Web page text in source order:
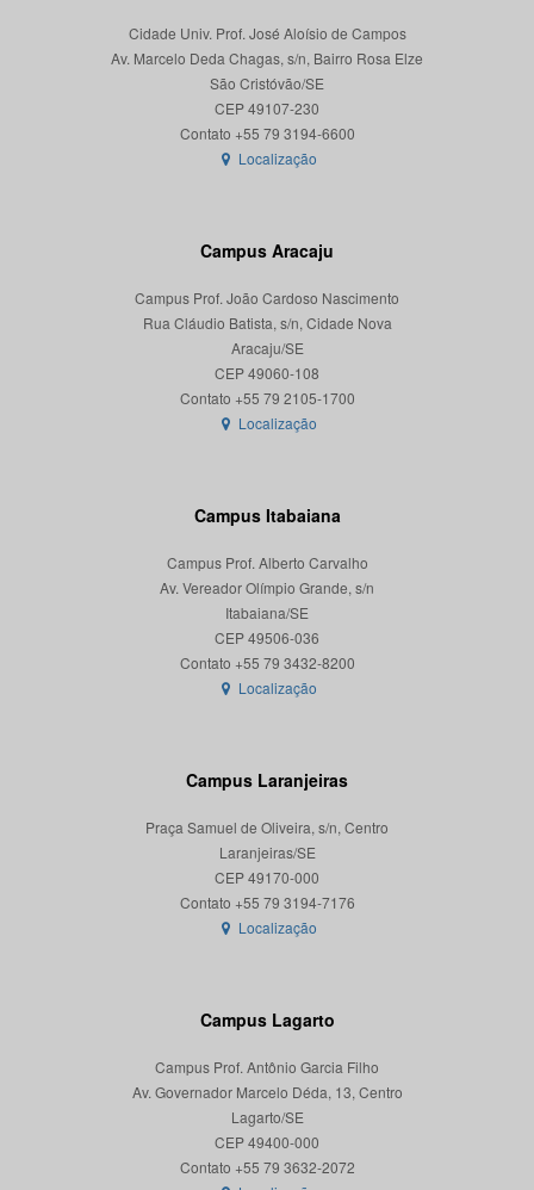
Cidade Univ. Prof. José Aloísio de Campos
Av. Marcelo Deda Chagas, s/n, Bairro Rosa Elze
São Cristóvão/SE
CEP 49107-230
Localização
Campus Aracaju
Campus Prof. João Cardoso Nascimento
Rua Cláudio Batista, s/n, Cidade Nova
Aracaju/SE
CEP 49060-108
Localização
Campus Itabaiana
Campus Prof. Alberto Carvalho
Av. Vereador Olímpio Grande, s/n
Itabaiana/SE
CEP 49506-036
Localização
Campus Laranjeiras
Praça Samuel de Oliveira, s/n, Centro
Laranjeiras/SE
CEP 49170-000
Localização
Campus Lagarto
Campus Prof. Antônio Garcia Filho
Av. Governador Marcelo Déda, 13, Centro
Lagarto/SE
CEP 49400-000